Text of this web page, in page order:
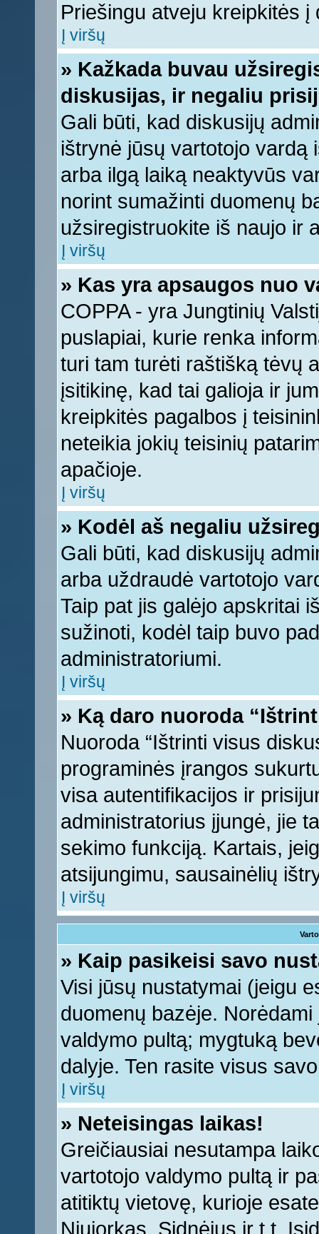
Priešingu atveju kreipkitės
Į viršų
» Kažkada buvau
diskusijas, ir negaliu
Gali būti, kad diskusijų
ištrynė jūsų vartotojo vardą
arba ilgą laiką neaktyvūs
norint sumažinti duomenų
užsiregistruokite iš naujo ir
Į viršų
» Kas yra apsaugos nuo
COPPA - yra Jungtinių
puslapiai, kurie renka
turi tam turėti raštišką tėvų
įsitikinę, kad tai galioja ir
kreipkitės pagalbos į
neteikia jokių teisinių
apačioje.
Į viršų
» Kodėl aš negaliu
Gali būti, kad diskusijų
arba uždraudė vartotojo
Taip pat jis galėjo apskritai
sužinoti, kodėl taip buvo
administratoriumi.
Į viršų
» Ką daro nuoroda
Nuoroda “Ištrinti visus
programinės įrangos
visa autentifikacijos ir
administratorius įjungė, jie
sekimo funkciją. Kartais,
atsijungimu, sausainėlių
Į viršų
» Kaip pasikeisi savo
Visi jūsų nustatymai (jeigu
duomenų bazėje.
valdymo pultą; mygtuką
dalyje. Ten rasite visus
Į viršų
» Neteisingas laikas!
Greičiausiai nesutampa
vartotojo valdymo pultą ir
atitiktų vietovę, kurioje
Niujorkas, Sidnėjus ir t.t.